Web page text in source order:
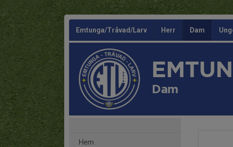
Emtunga/Tråvad/Larv Herr Dam
Dam
Hem